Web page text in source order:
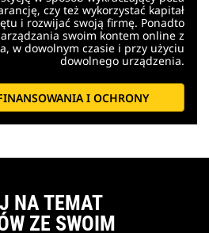
czy też wykorzystać kapitał
i rozwijać swoją firmę. Ponadto
swoim kontem online z
w dowolnym czasie i przy użyciu
dowolnego urządzenia.
I OCHRONY
NA TEMAT
ZE SWOIM